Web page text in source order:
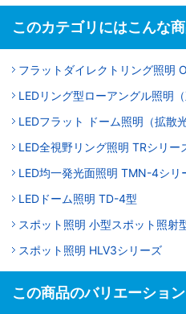
このカテゴリにはこんな
フラットダイレクトリング照明
LEDリング型ローアングル照明
LEDフラット ドーム照明（拡散
LED全視野リング照明 TRシリー
LED均一発光面照明 TMN-4シリ
LEDドーム照明 TD-4型
スポット照明 小型スポット照射
スポット照明 HLV3シリーズ
この商品のバリエーション